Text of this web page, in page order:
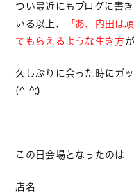
つい最近にもブログに書
いる以上、
「あ、内田は
てもらえるような生き方
久しぶりに会った時にガ
(^_^;)
この日会場となったのは
店名